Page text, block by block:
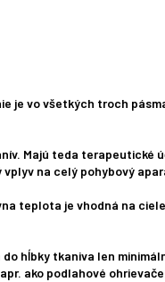
je vo všetkých troch
Majú teda terapeutické
na celý pohybový
teplota je vhodná na
hĺbky tkaniva len
ako podlahové